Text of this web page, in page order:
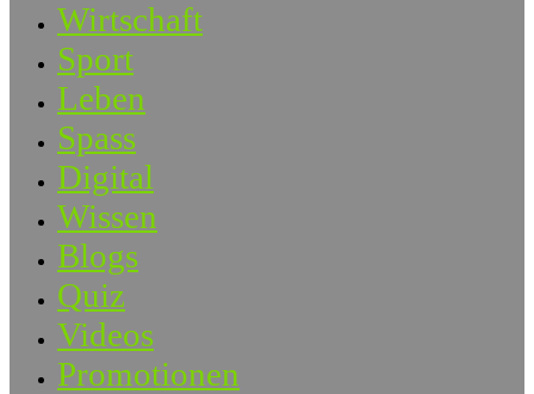
Wirtschaft
Sport
Leben
Spass
Digital
Wissen
Blogs
Quiz
Videos
Promotionen